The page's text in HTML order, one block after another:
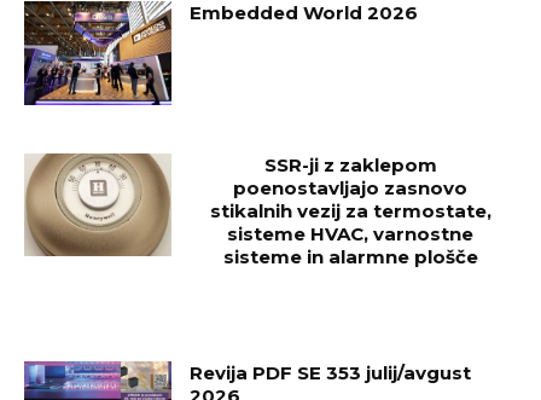
Embedded World 2026
SSR-ji z zaklepom
poenostavljajo zasnovo
stikalnih vezij za termostate,
sisteme HVAC, varnostne
sisteme in alarmne plošče
Revija PDF SE 353 julij/avgust